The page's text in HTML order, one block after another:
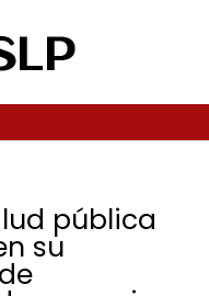
pública
su